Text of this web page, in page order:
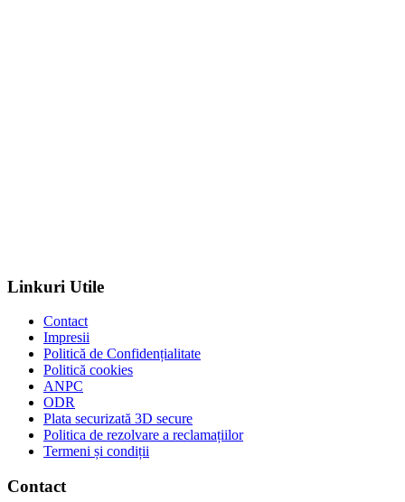
Linkuri Utile
Contact
Impresii
Politică de Confidențialitate
Politică cookies
ANPC
ODR
Plata securizată 3D secure
Politica de rezolvare a reclamațiilor
Termeni și condiții
Contact